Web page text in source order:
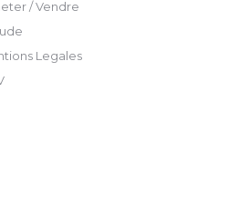
/ Vendre
Legales